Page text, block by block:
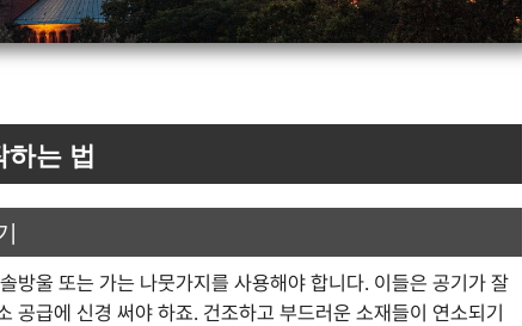
는 법
방울 또는 가는 나뭇가지를 사용해야 합니다. 이들은 공기가 잘
공급에 신경 써야 하죠. 건조하고 부드러운 소재들이 연소되기